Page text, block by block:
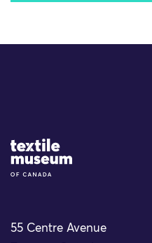
Site Logo
55 Centre Avenue